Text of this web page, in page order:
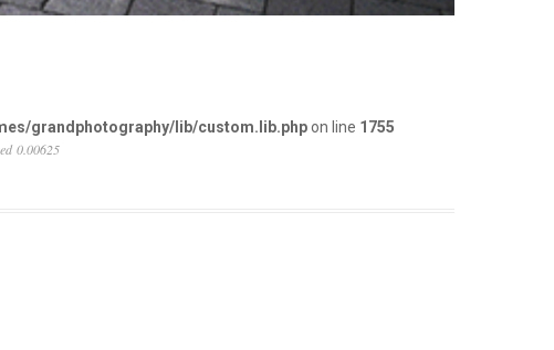
grandphotography/lib/custom.lib.phpon line 1755
0.00625